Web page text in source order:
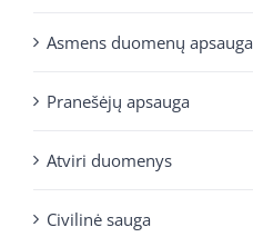
Asmens duomenų apsauga
Pranešėjų apsauga
Atviri duomenys
Civilinė sauga